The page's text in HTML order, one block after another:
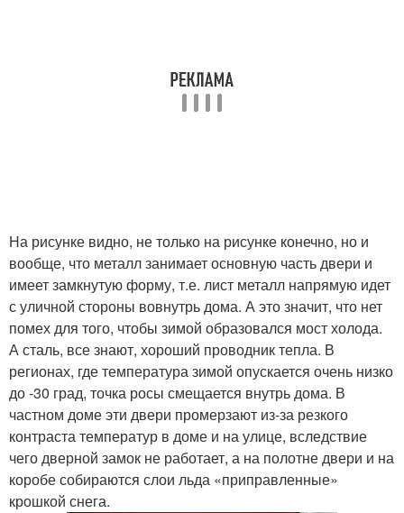
На рисунке видно, не только на рисунке конечно, но и
вообще, что металл занимает основную часть двери и
имеет замкнутую форму, т.е. лист металл напрямую идет
с уличной стороны вовнутрь дома. А это значит, что нет
помех для того, чтобы зимой образовался мост холода.
А сталь, все знают, хороший проводник тепла. В
регионах, где температура зимой опускается очень низко
до -30 град, точка росы смещается внутрь дома. В
частном доме эти двери промерзают из-за резкого
контраста температур в доме и на улице, вследствие
чего дверной замок не работает, а на полотне двери и на
коробе собираются слои льда «приправленные»
крошкой снега.